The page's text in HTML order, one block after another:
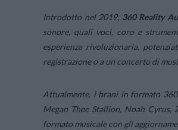
Introdotto nel 2019, 360 Reality
sonore, quali voci, coro e
esperienza rivoluzionaria,
registrazione o a un concerto di
Attualmente, i brani in formato
Megan Thee Stallion, Noah
formato musicale con gli